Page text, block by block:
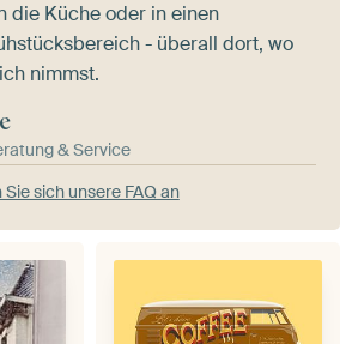
die Küche oder in einen
- überall dort, wo
nimmst.
& Service
Sie sich unsere FAQ an